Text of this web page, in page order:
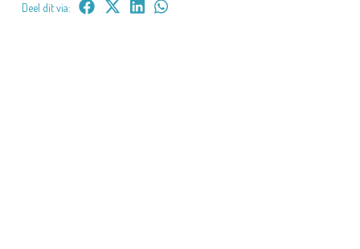
Deel dit via: